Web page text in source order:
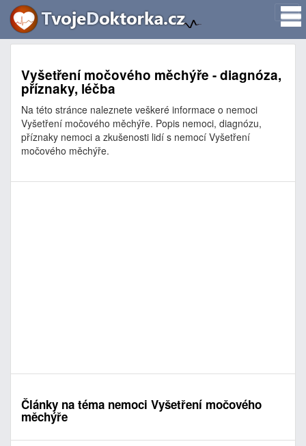
Vyšetření močového měchýře - diagnóza,
příznaky, léčba
Na této stránce naleznete veškeré informace o nemoci
Vyšetření močového měchýře. Popis nemoci, diagnózu,
příznaky nemoci a zkušenosti lidí s nemocí Vyšetření
močového měchýře.
Články na téma nemoci Vyšetření močového
měchýře